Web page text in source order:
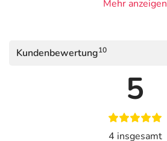
Mehr anzeigen
Kundenbewertung10
5
4 insgesamt